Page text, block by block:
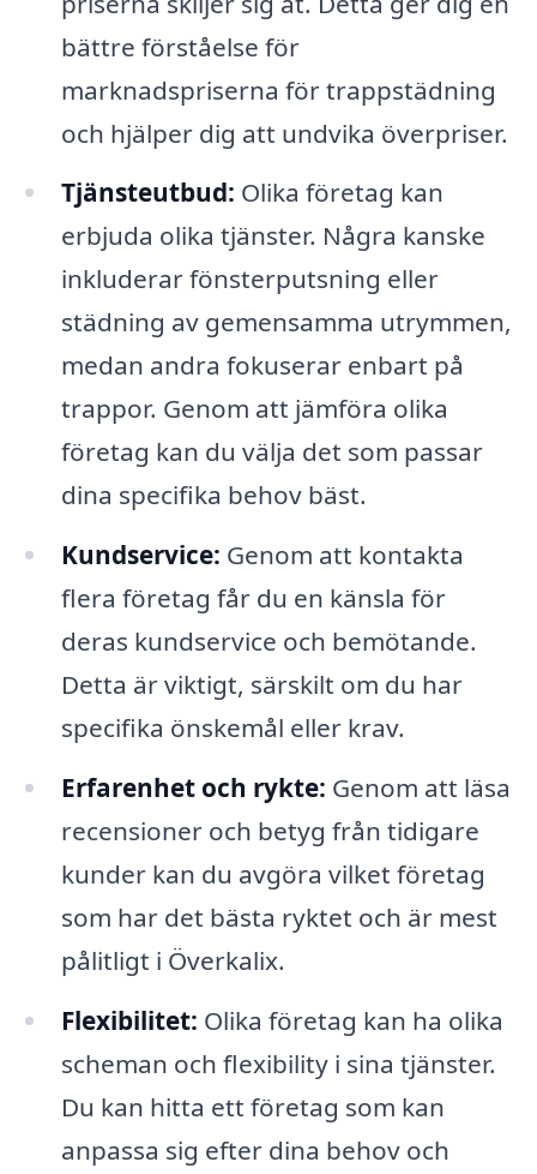
bättre förståelse för
marknadspriserna för trappstädning
och hjälper dig att undvika överpriser.
Tjänsteutbud: Olika företag kan
erbjuda olika tjänster. Några kanske
inkluderar fönsterputsning eller
städning av gemensamma utrymmen,
medan andra fokuserar enbart på
trappor. Genom att jämföra olika
företag kan du välja det som passar
dina specifika behov bäst.
Kundservice: Genom att kontakta
flera företag får du en känsla för
deras kundservice och bemötande.
Detta är viktigt, särskilt om du har
specifika önskemål eller krav.
Erfarenhet och rykte: Genom att läsa
recensioner och betyg från tidigare
kunder kan du avgöra vilket företag
som har det bästa ryktet och är mest
pålitligt i Överkalix.
Flexibilitet: Olika företag kan ha olika
scheman och flexibility i sina tjänster.
Du kan hitta ett företag som kan
anpassa sig efter dina behov och